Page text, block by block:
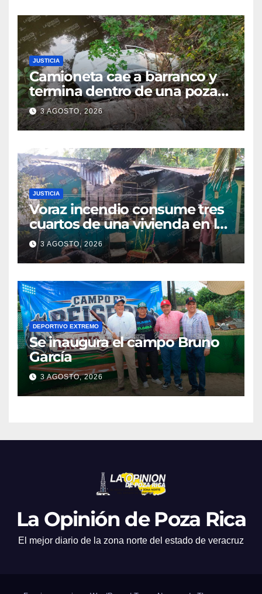
JUSTICIA
Camioneta cae a barranco y
termina dentro de una poza
en Coatzintla; conductor sale
con golpes leves
3 AGOSTO, 2026
JUSTICIA
Voraz incendio consume tres
cuartos de una vivienda en la
colonia Manuel Ávila
Camacho
3 AGOSTO, 2026
DEPORTIVO EXTREMO
Se inaugura el campo Bruno
García
3 AGOSTO, 2026
La Opinión de Poza Rica
El mejor diario de la zona norte del estado de veracruz